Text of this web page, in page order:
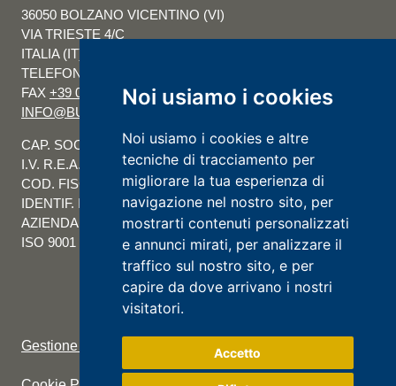
Noi usiamo i cookies
Noi usiamo i cookies e altre
tecniche di tracciamento per
migliorare la tua esperienza di
navigazione nel nostro sito, per
mostrarti contenuti personalizzati
e annunci mirati, per analizzare il
traffico sul nostro sito, e per
capire da dove arrivano i nostri
visitatori.
Accetto
36050 BOLZANO VICENTINO (VI)
VIA TRIESTE 4/C
ITALIA (IT)
TELEFONO
FAX +39 0444-351080
INFO@BURRODEPAOLI.IT
CAP. SOC. € 1.000.000
I.V. R.E.A. VI 100057 REGISTRO IMPRESE
COD. FISC. E P.IVA 00118170240
IDENTIF. IVA IT 00118170240
AZIENDA CON SISTEMA QUALITÀ CERTIFICATO UNI EN
ISO 9001
Gestione Impostazione Cookie